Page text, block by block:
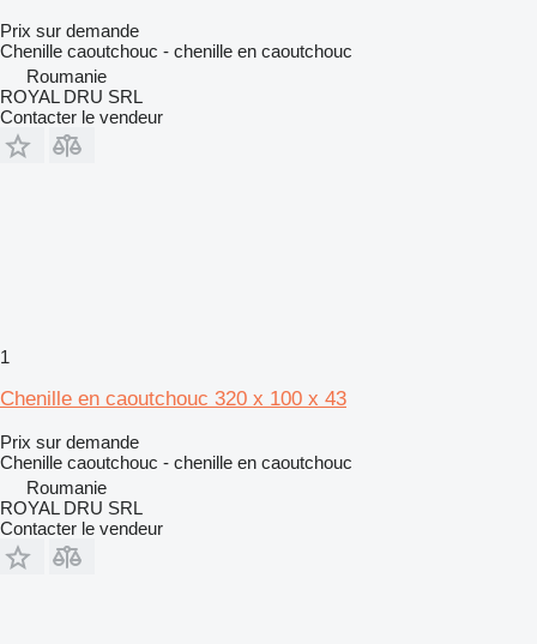
Prix sur demande
Chenille caoutchouc - chenille en caoutchouc
Roumanie
ROYAL DRU SRL
Contacter le vendeur
1
Chenille en caoutchouc 320 x 100 x 43
Prix sur demande
Chenille caoutchouc - chenille en caoutchouc
Roumanie
ROYAL DRU SRL
Contacter le vendeur